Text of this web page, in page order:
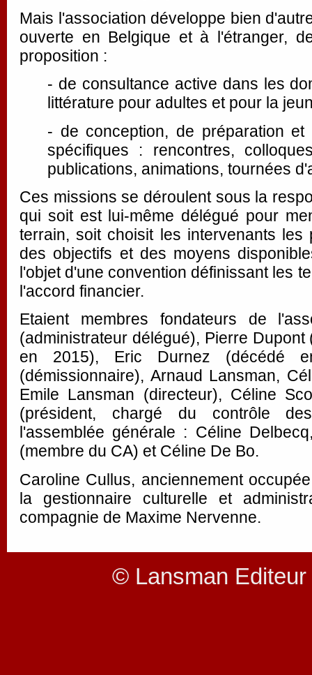
Mais l'association développe bien
ouverte en Belgique et à l'étranger,
proposition :
- de consultance active dans les
littérature pour adultes et pour la
- de conception, de préparation et
spécifiques : rencontres,
publications, animations, tournées
Ces missions se déroulent sous la
qui soit est lui-même délégué pour
terrain, soit choisit les intervenants les
des objectifs et des moyens
l'objet d'une convention définissant les
l'accord financier.
Etaient membres fondateurs de
(administrateur délégué), Pierre
en 2015), Eric Durnez (décédé
(démissionnaire), Arnaud Lansman,
Emile Lansman (directeur), Céline
(président, chargé du contrôle
l'assemblée générale : Céline
(membre du CA) et Céline De Bo.
Caroline Cullus, anciennement
la gestionnaire culturelle et
compagnie de Maxime Nervenne.
© Lansman